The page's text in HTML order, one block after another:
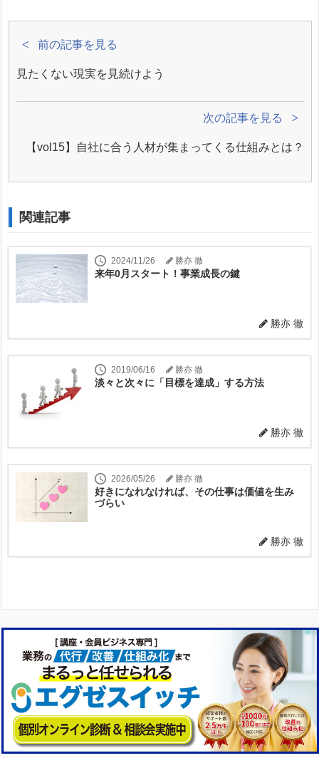
前の記事を見る
見たくない現実を見続けよう
次の記事を見る
【vol15】自社に合う人材が集まってくる仕組みとは？
関連記事
2024/11/26 勝亦 徹
来年0月スタート！事業成長の鍵
勝亦 徹
2019/06/16 勝亦 徹
淡々と次々に「目標を達成」する方法
勝亦 徹
2026/05/26 勝亦 徹
好きになれなければ、その仕事は価値を生み
づらい
勝亦 徹